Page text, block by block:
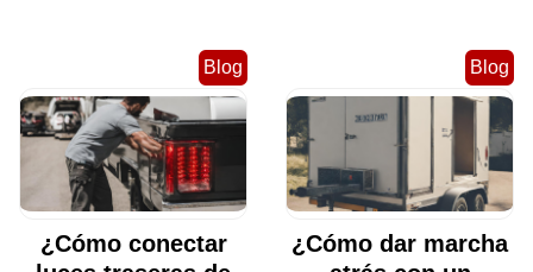
Blog
¿Cómo conectar
Blog
¿Cómo dar marcha